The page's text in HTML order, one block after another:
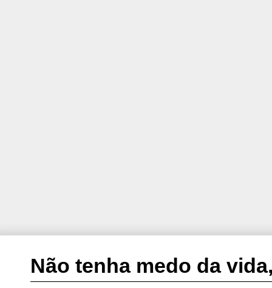
Não tenha medo da